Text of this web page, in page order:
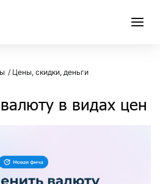
Цены, скидки, деньги
в видах цен